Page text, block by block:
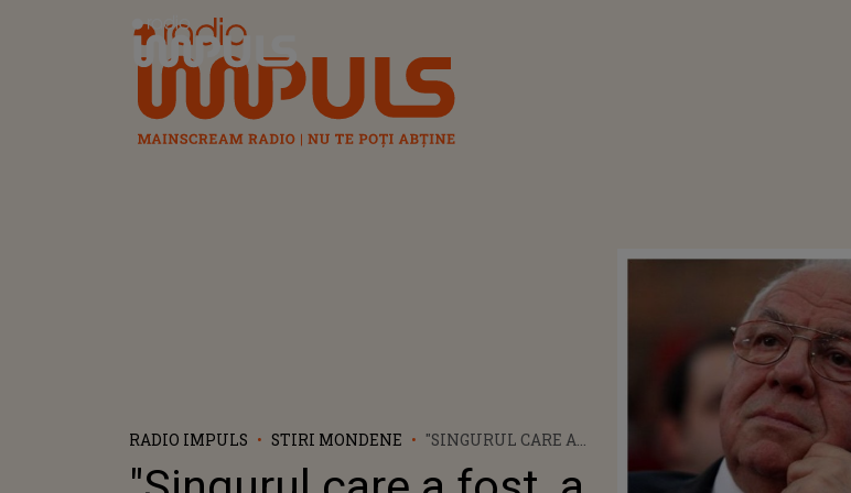
Radio Impuls
RADIO IMPULS STIRI MONDENE
"SINGURUL CARE A
MURARU". APROPIAȚII